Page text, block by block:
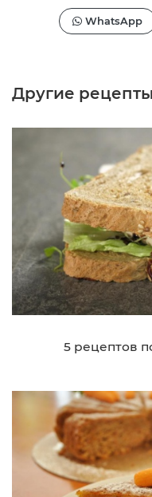
WhatsApp
Другие рецепты
5 рецептов